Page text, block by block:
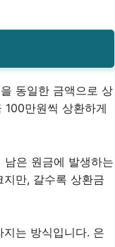
동일한 금액으로 상
100만원씩 상환하게
은 원금에 발생하는
만, 갈수록 상환금
는 방식입니다. 은